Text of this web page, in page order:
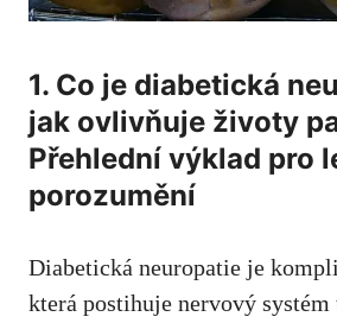
1. Co⁤ je diabetická
‍jak⁣ ovlivňuje‌ životy
⁣Přehlední výklad pro
porozumění
Diabetická neuropatie je
která postihuje ⁣nervový ‍systém